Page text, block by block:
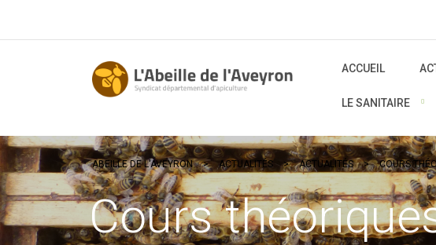
ACCUEIL
LE SANITAIRE
ABEILLE DE L'AVEYRON > ACTUALITÉS > ACTUALITÉS > COURS
Cours